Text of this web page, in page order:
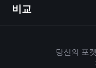
메신저
지수
회사
Playtrade 소개
도움말 센터
비교
당신의 포